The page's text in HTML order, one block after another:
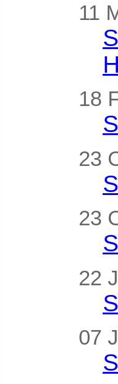
11
18
23
23
22
07